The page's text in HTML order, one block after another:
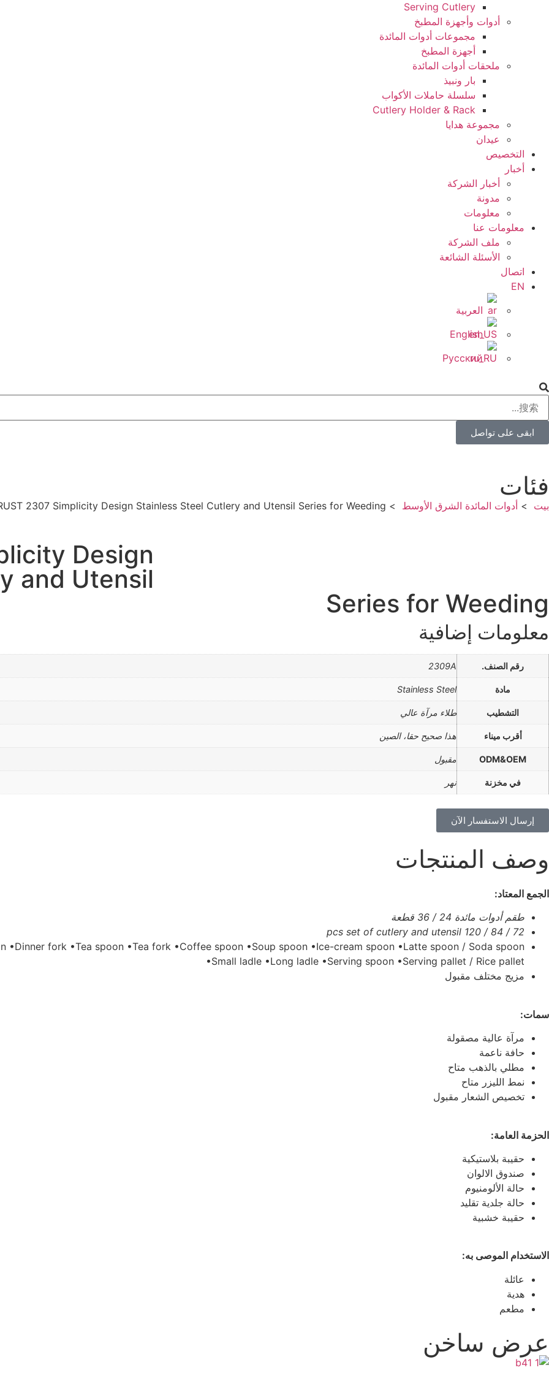
Serving Cutlery
أدوات وأجهزة المطبخ
مجموعات أدوات المائدة
أجهزة المطبخ
ملحقات أدوات المائدة
بار ونبيذ
سلسلة حاملات الأكواب
Cutlery Holder & Rack
مجموعة هدايا
عيدان
التخصيص
أخبار
أخبار الشركة
مدونة
معلومات
معلومات عنا
ملف الشركة
الأسئلة الشائعة
اتصال
EN
العربية
English
Русский
ابقى على تواصل
فئات
بيت أدوات المائدة الشرق الأوسط 2307 Simplicity Design Stainless Steel Cutlery and Utensil Series for Weeding
Design
and Utensil
Series for Weeding
معلومات إضافية
رقم الصنف. 2309A
مادة Stainless Steel
التشطيب طلاء مرآة عالي
أقرب ميناء هذا صحيح حقا، الصين
ODM&OEM مقبول
في مخزنة نهر
إرسال الاستفسار الآن
وصف المنتجات
الجمع المعتاد:
طقم أدوات مائدة 24 / 36 قطعة
72 / 84 / 120 pcs set of cutlery and utensil
•Dinner fork •Tea spoon •Tea fork •Coffee spoon •Soup spoon •Ice-cream spoon •Latte spoon / Soda spoon
•Small ladle •Long ladle •Serving spoon •Serving pallet / Rice pallet
مزيج مختلف مقبول
سمات:
مرآة عالية مصقولة
حافة ناعمة
مطلي بالذهب متاح
نمط الليزر متاح
تخصيص الشعار مقبول
الحزمة العامة:
حقيبة بلاستيكية
صندوق الالوان
حالة الألومنيوم
حالة جلدية تقليد
حقيبة خشبية
الاستخدام الموصى به:
عائلة
هدية
مطعم
عرض ساخن